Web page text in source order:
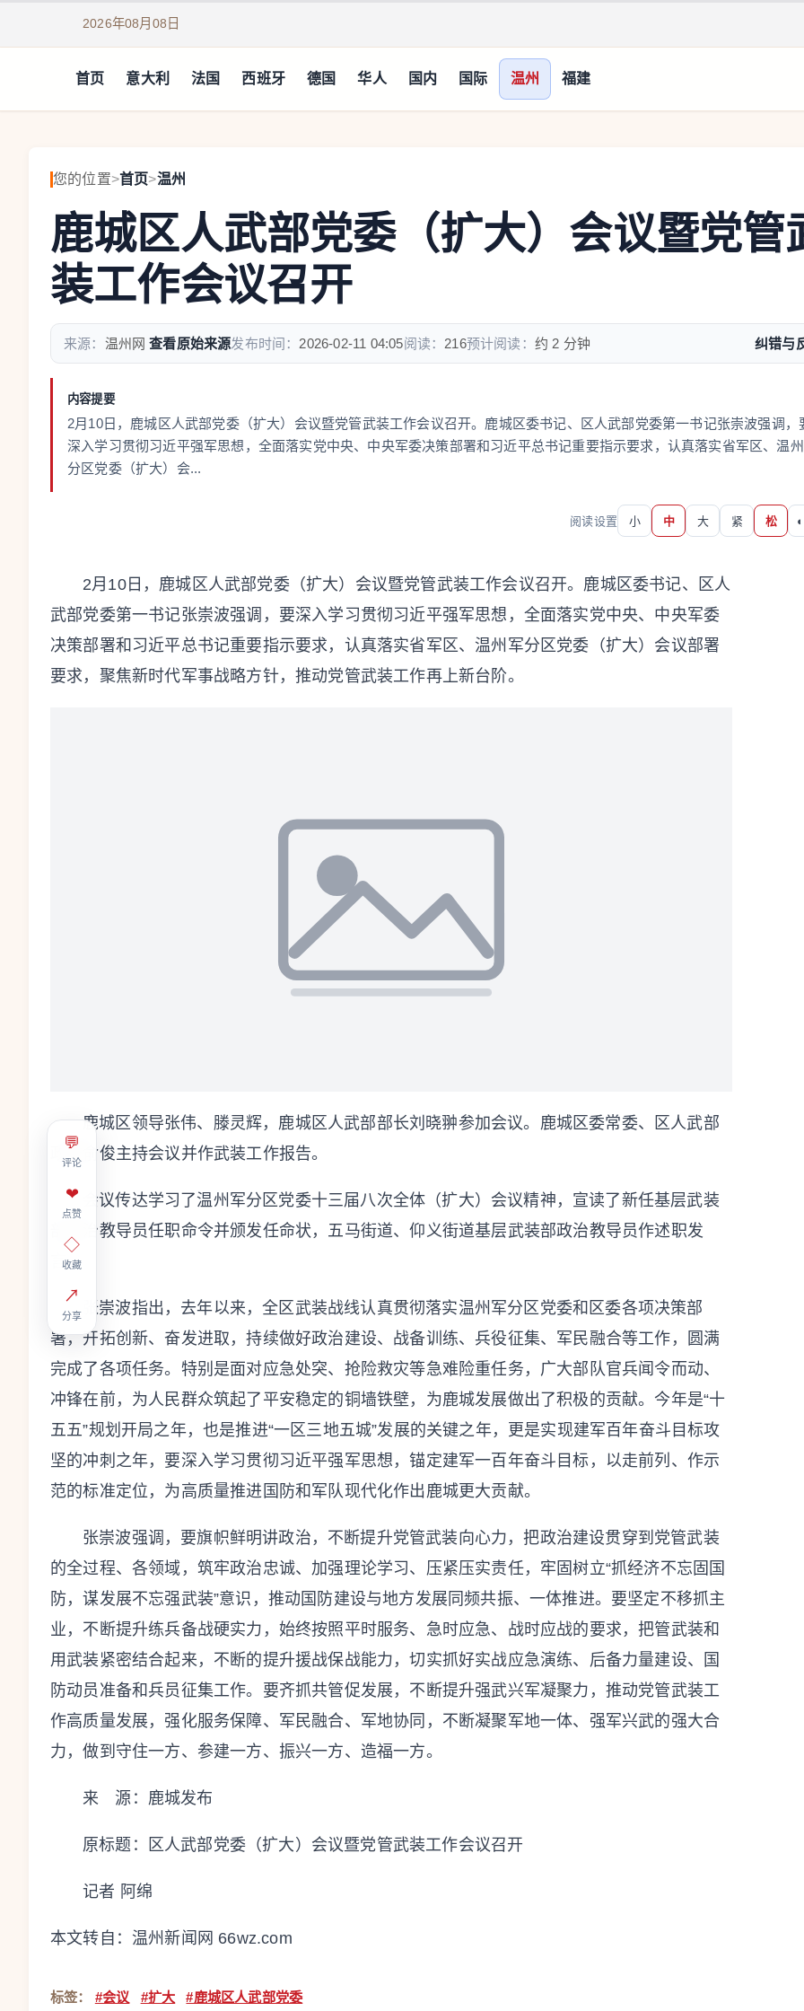
2026年08月08日
首页 意大利 法国 西班牙 德国 华人 国内 国际 温州 福建
您的位置>首页>温州
鹿城区人武部党委（扩大）会议暨党管
装工作会议召开
来源： 温州网 查看原始来源发布时间： 2026-02-11 04:05阅读： 216预计阅读： 约 2 分钟 纠错与
内容提要
2月10日，鹿城区人武部党委（扩大）会议暨党管武装工作会议召开。鹿城区委书记、区人武部党委第一书记张崇波强调，
深入学习贯彻习近平强军思想，全面落实党中央、中央军委决策部署和习近平总书记重要指示要求，认真落实省军区、温
分区党委（扩大）会...
阅读设置 小 中 大 紧 松 ◐
💬
评论
❤
点赞
◇
收藏
↗
分享
2月10日，鹿城区人武部党委（扩大）会议暨党管武装工作会议召开。鹿城区委书记、区人
武部党委第一书记张崇波强调，要深入学习贯彻习近平强军思想，全面落实党中央、中央军委
决策部署和习近平总书记重要指示要求，认真落实省军区、温州 军分区党委（扩大）会议部署
要求， 聚焦新时代军事战略方针，推动党管武装工作再上新台阶。
鹿城区领导张伟、滕灵辉， 鹿城区人武部部长刘晓翀参加会议。 鹿城区委常委、区人武部
政委俞俊主持会议并作武装工作报告。
会议传达学习了温州军分区党委十三届八次全体（扩大）会议精神， 宣读了新任基层武装
部政治教导员任职命令并颁发任命状 ，五马街道、仰义街道基层武装部政治教导员作述职发
言。
张崇波指出，去年以来，全区武装战线认真贯彻落实温州军分区党委和区委各项决策部
署，开拓创新、奋发进取，持续做好政治建设、战备训练、兵役征集、军民融合等工作，圆满
完成了各项任务。特别是面对应急处突、抢险救灾等急难险重任务，广大部队官兵闻令而动、
冲锋在前，为人民群众筑起了平安稳定的铜墙铁壁，为鹿城发展做出了积极的贡献。今年是“十
五五”规划开局之年，也是推进“一区三地五城”发展的关键之年，更是实现建军百年奋斗目标攻
坚的冲刺之年，要深入学习贯彻习近平强军思想，锚定建军一百年奋斗目标，以走前列、作示
范的标准定位，为高质量推进国防和军队现代化作出鹿城更大贡献。
张崇波强调， 要旗帜鲜明讲政治，不断提升党管武装向心力，把政治建设贯穿到党管武装
的全过程、各领域，筑牢政治忠诚、 加强理论学习、 压紧压实责任， 牢固树立“抓经济不忘固国
防，谋发展不忘强武装”意识，推动国防建设与地方发展同频共振、一体推进。 要坚定不移抓主
业，不断提升练兵备战硬实力， 始终按照平时服务、急时应急、战时应战的要求，把管武装和
用武装紧密结合起来，不断的提升援战保战能力，切实抓好实战应急演练、后备力量建设、国
防动员准备和兵员征集工作。 要齐抓共管促发展，不断提升强武兴军凝聚力， 推动党管武装工
作高质量发展，强化服务保障、 军民融合、 军地协同， 不断凝聚军地一体、强军兴武的强大合
力，做到守住一方、参建一方、振兴一方、造福一方。
来 源：鹿城发布
原标题： 区人武部党委（扩大）会议暨党管武装工作会议召开
记者 阿绵
本文转自： 温州新闻网 66wz.com
标签： #会议 #扩大 #鹿城区人武部党委